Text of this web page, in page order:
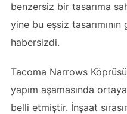
benzersiz bir tasarıma
yine bu eşsiz
habersizdi.
Tacoma Narrows
yapım aşamasında
belli etmiştir. İnşaat